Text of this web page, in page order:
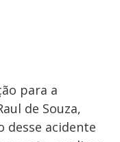
para a
de Souza,
desse acidente